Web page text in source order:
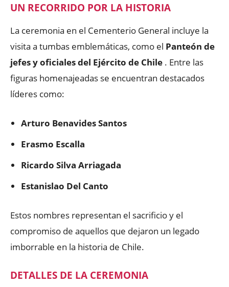
UN RECORRIDO POR LA HISTORIA
La ceremonia en el Cementerio General incluye la
visita a tumbas emblemáticas, como el Panteón de
jefes y oficiales del Ejército de Chile . Entre las
figuras homenajeadas se encuentran destacados
líderes como:
Arturo Benavides Santos
Erasmo Escalla
Ricardo Silva Arriagada
Estanislao Del Canto
Estos nombres representan el sacrificio y el
compromiso de aquellos que dejaron un legado
imborrable en la historia de Chile.
DETALLES DE LA CEREMONIA